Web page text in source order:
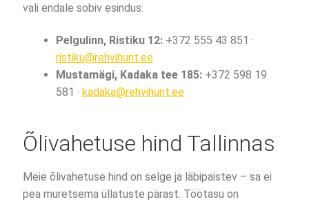
vali endale sobiv esindus:
Pelgulinn, Ristiku 12:+372 555 43 851 ·
ristiku@rehvihunt.ee
Mustamägi, Kadaka tee 185:+372 598 19
581 · kadaka@rehvihunt.ee
Õlivahetuse hind Tallinnas
Meie õlivahetuse hind on selge ja läbipaistev – sa ei
pea muretsema üllatuste pärast. Töötasu on